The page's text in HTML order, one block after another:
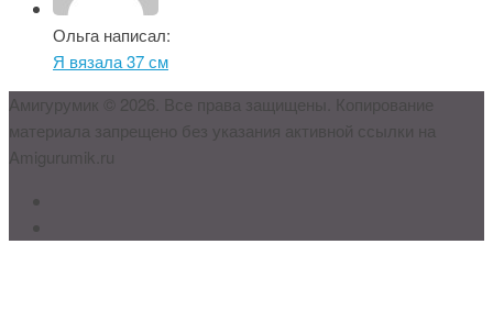
Ольга написал:
Я вязала 37 см
Амигурумик © 2026. Все права защищены. Копирование
материала запрещено без указания активной ссылки на
Amigurumik.ru